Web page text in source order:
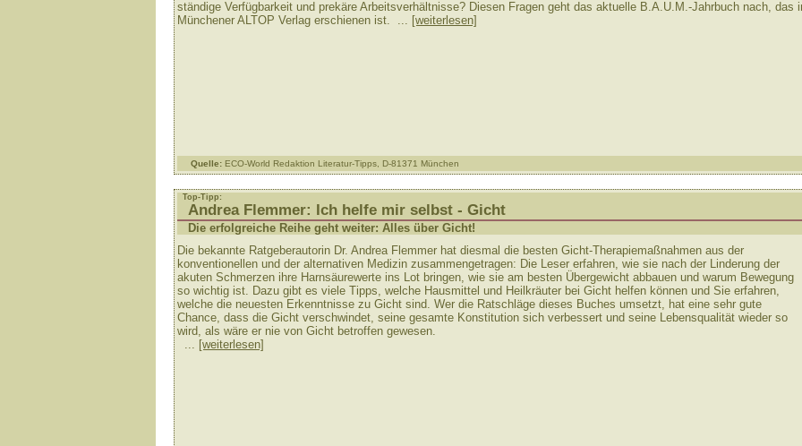
ständige Verfügbarkeit und prekäre Arbeitsverhältnisse? Diesen Fragen geht das aktuelle B.A.U.M.-Jahrbuch nach, das
Münchener ALTOP Verlag erschienen ist. ... [weiterlesen]
Quelle: ECO-World Redaktion Literatur-Tipps, D-81371 München
Top-Tipp:
Andrea Flemmer: Ich helfe mir selbst - Gicht
Die erfolgreiche Reihe geht weiter: Alles über Gicht!
Die bekannte Ratgeberautorin Dr. Andrea Flemmer hat diesmal die besten Gicht-Therapiemaßnahmen aus der
konventionellen und der alternativen Medizin zusammengetragen: Die Leser erfahren, wie sie nach der Linderung der
akuten Schmerzen ihre Harnsäurewerte ins Lot bringen, wie sie am besten Übergewicht abbauen und warum Bewegung
so wichtig ist. Dazu gibt es viele Tipps, welche Hausmittel und Heilkräuter bei Gicht helfen können und Sie erfahren,
welche die neuesten Erkenntnisse zu Gicht sind. Wer die Ratschläge dieses Buches umsetzt, hat eine sehr gute
Chance, dass die Gicht verschwindet, seine gesamte Konstitution sich verbessert und seine Lebensqualität wieder so
wird, als wäre er nie von Gicht betroffen gewesen.
... [weiterlesen]